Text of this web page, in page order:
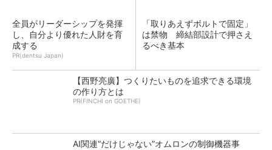
全員がリーダーシップを発揮
し、自分より優れた人財を育
成する
PR(dentsu Japan)
「取りあえずボルトで固定」
は禁物 締結部設計で押さえ
るべき基本
【西野亮廣】つくりたいものを追求できる環境
の作り方とは
PR(FINCHI on GOETHE)
AI関連“だけじゃない”オムロンの制御機器事